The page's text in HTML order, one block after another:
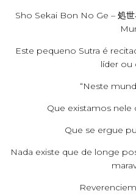
Sho Sekai Bon No Ge – 処
Este pequeno Sutra é
líder ou
“Neste
Que existamos
Que se ergue
Nada existe que de longe